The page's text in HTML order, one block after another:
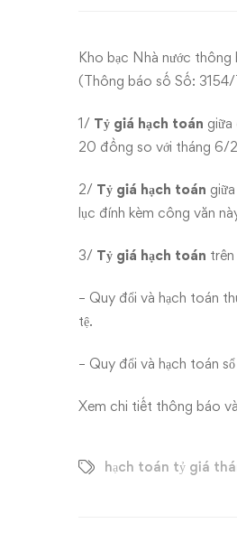
tệ
tháng
7/2018
Kho bạc Nhà nước thông
(Thông báo số Số:
1/ Tỷ giá hạch toán
20 đồng so với tháng 6/
2/ Tỷ giá hạch toán
lục đính kèm công văn
3/ Tỷ giá hạch toán
– Quy đổi và hạch toán
tệ.
– Quy đổi và hạch toán
Xem chi tiết thông báo
hạch toán tỷ giá